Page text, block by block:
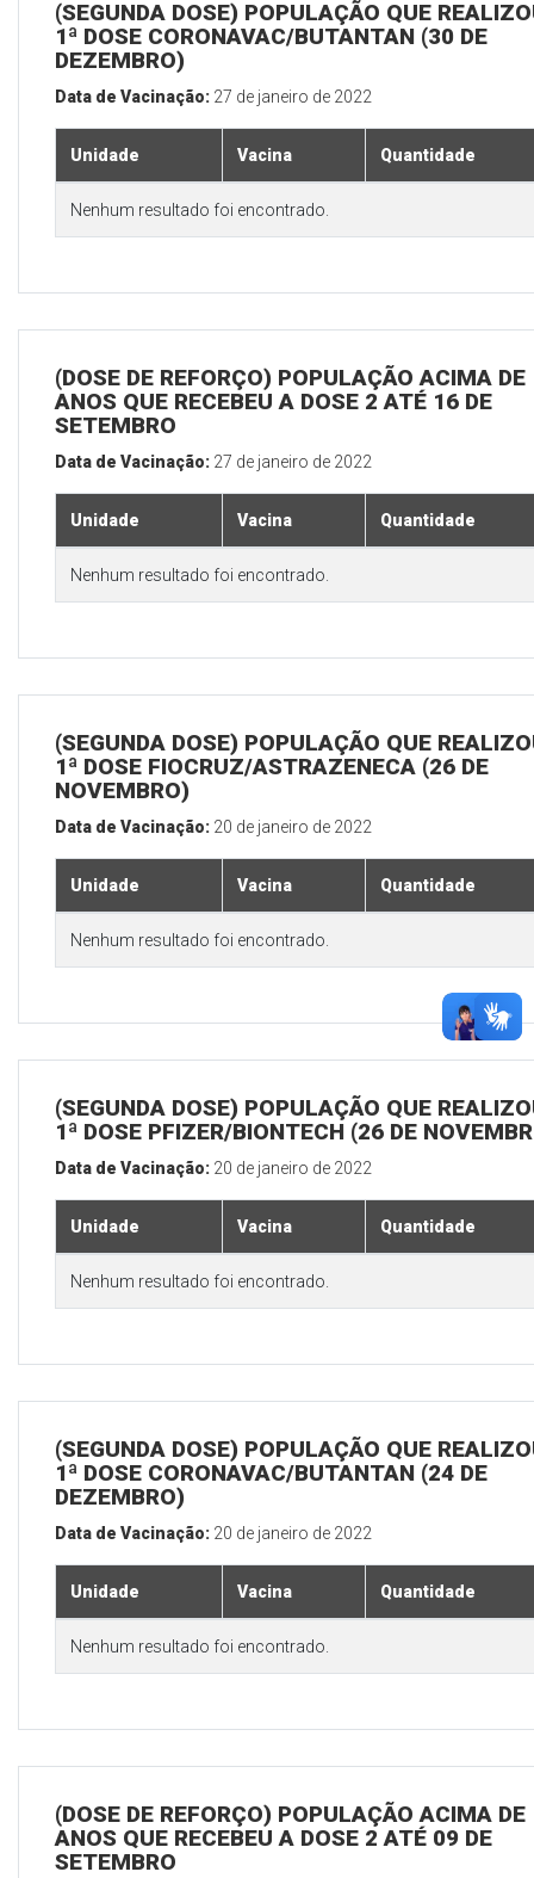
(SEGUNDA DOSE) POPULAÇÃO QUE
1ª DOSE CORONAVAC/BUTANTAN (30 DE
DEZEMBRO)
Data de Vacinação: 27 de janeiro de 2022
Unidade Vacina Quantidade
Nenhum resultado foi encontrado.
(DOSE DE REFORÇO) POPULAÇÃO ACIMA DE
ANOS QUE RECEBEU A DOSE 2 ATÉ 16 DE
SETEMBRO
Data de Vacinação: 27 de janeiro de 2022
Unidade Vacina Quantidade
Nenhum resultado foi encontrado.
(SEGUNDA DOSE) POPULAÇÃO QUE
1ª DOSE FIOCRUZ/ASTRAZENECA (26 DE
NOVEMBRO)
Data de Vacinação: 20 de janeiro de 2022
Unidade Vacina Quantidade
Nenhum resultado foi encontrado.
(SEGUNDA DOSE) POPULAÇÃO QUE
1ª DOSE PFIZER/BIONTECH (26 DE
Data de Vacinação: 20 de janeiro de 2022
Unidade Vacina Quantidade
Nenhum resultado foi encontrado.
(SEGUNDA DOSE) POPULAÇÃO QUE
1ª DOSE CORONAVAC/BUTANTAN (24 DE
DEZEMBRO)
Data de Vacinação: 20 de janeiro de 2022
Unidade Vacina Quantidade
Nenhum resultado foi encontrado.
(DOSE DE REFORÇO) POPULAÇÃO ACIMA DE
ANOS QUE RECEBEU A DOSE 2 ATÉ 09 DE
SETEMBRO